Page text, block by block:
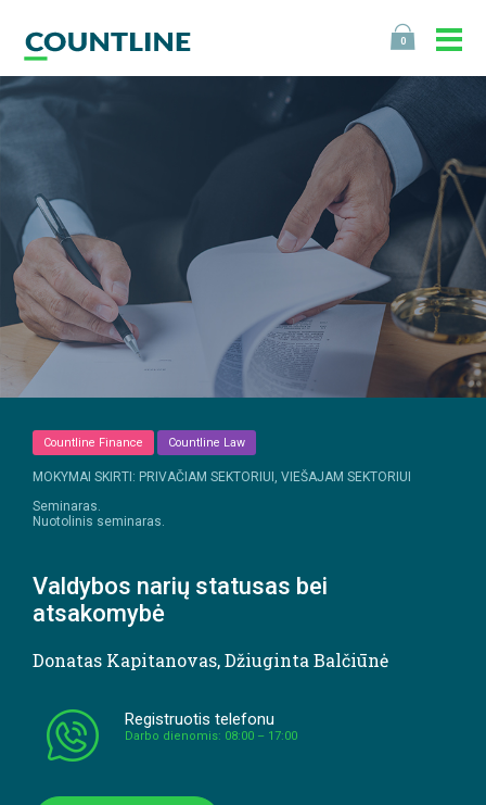
0
Countline Finance Countline Law
MOKYMAI SKIRTI: PRIVAČIAM SEKTORIUI, VIEŠAJAM SEKTORIUI
Seminaras.
Nuotolinis seminaras.
Valdybos narių statusas bei
atsakomybė
Donatas Kapitanovas,Džiuginta Balčiūnė
Registruotis telefonu
Darbo dienomis: 08:00 – 17:00